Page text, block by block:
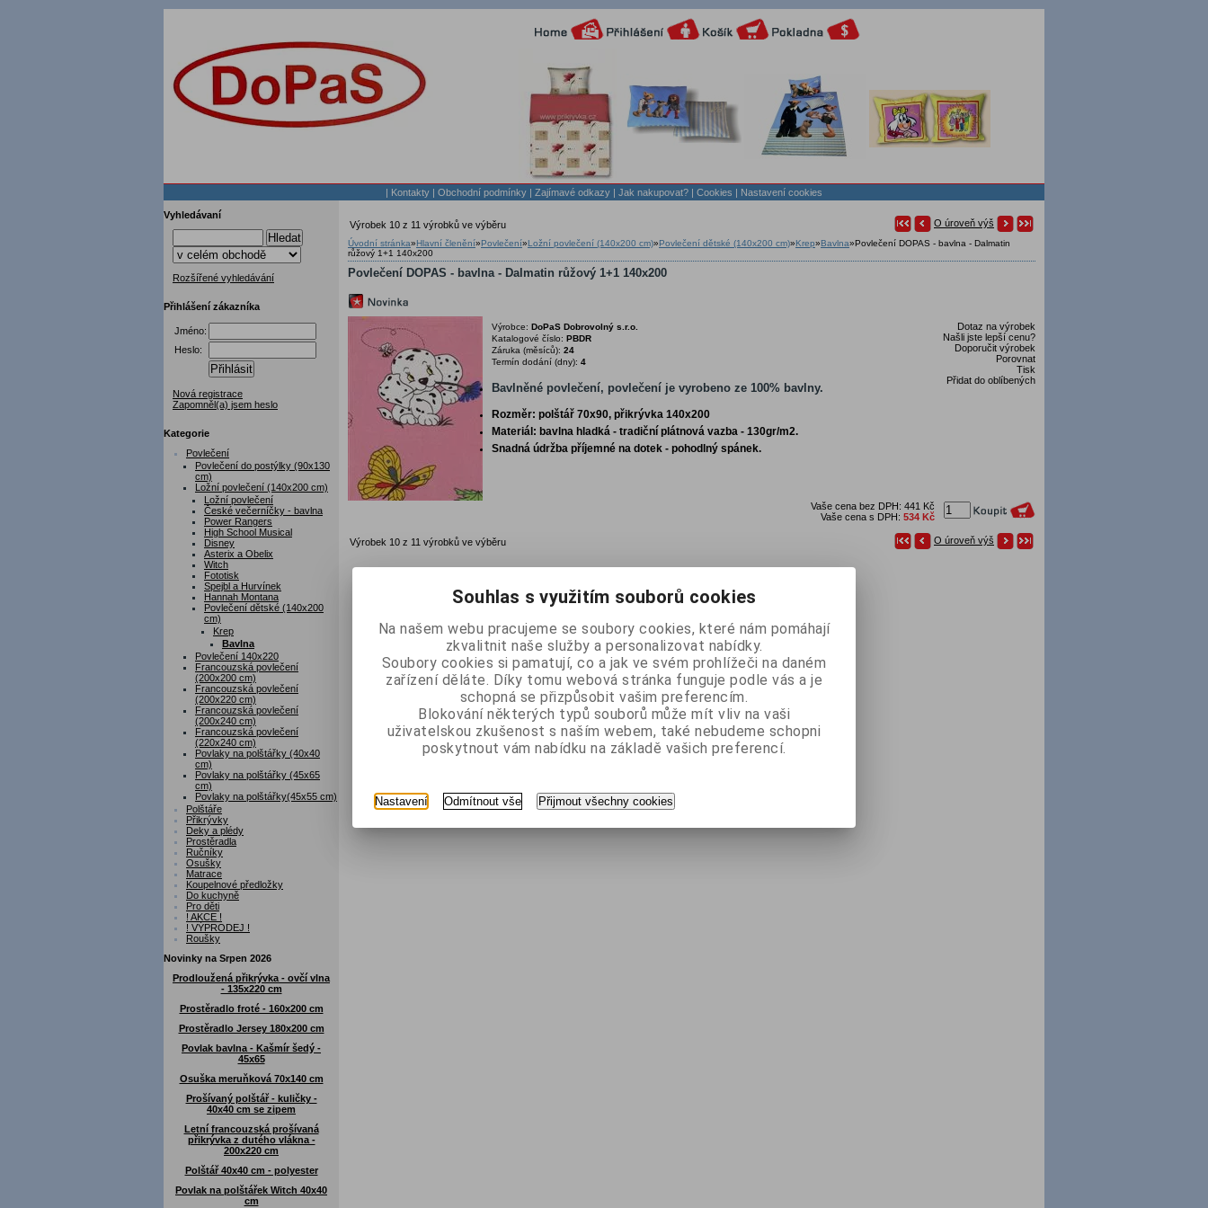
| Kontakty | Obchodní podmínky | Zajímavé odkazy | Jak nakupovat? | Cookies | Nastavení cookies
Vyhledávaní
Hledat
Rozšířené vyhledávání
Přihlášení zákazníka
Jméno:
Heslo:
Přihlásit
Nová registrace
Zapomněl(a) jsem heslo
Kategorie
Povlečení
Povlečení do postýlky (90x130
cm)
Ložní povlečení (140x200 cm)
Ložní povlečení
České večerníčky - bavlna
Power Rangers
High School Musical
Disney
Asterix a Obelix
Witch
Fototisk
Spejbl a Hurvínek
Hannah Montana
Povlečení dětské (140x200
cm)
Krep
Bavlna
Povlečení 140x220
Francouzská povlečení
(200x200 cm)
Francouzská povlečení
(200x220 cm)
Francouzská povlečení
(200x240 cm)
Francouzská povlečení
(220x240 cm)
Povlaky na polštářky (40x40
cm)
Povlaky na polštářky (45x65
cm)
Povlaky na polštářky(45x55 cm)
Polštáře
Přikrývky
Deky a plédy
Prostěradla
Ručníky
Osušky
Matrace
Koupelnové předložky
Do kuchyně
Pro děti
! AKCE !
! VÝPRODEJ !
Roušky
Novinky na Srpen 2026
Prodloužená přikrývka - ovčí vlna
- 135x220 cm
Prostěradlo froté - 160x200 cm
Prostěradlo Jersey 180x200 cm
Povlak bavlna - Kašmír šedý -
45x65
Osuška meruňková 70x140 cm
Prošívaný polštář - kuličky -
40x40 cm se zipem
Letní francouzská prošívaná
přikrývka z dutého vlákna -
200x220 cm
Polštář 40x40 cm - polyester
Povlak na polštářek Witch 40x40
cm
Výrobek 10 z 11 výrobků ve výběru O úroveň výš
Úvodní stránka»Hlavní členění»Povlečení»Ložní povlečení (140x200 cm)»Povlečení dětské (140x200 cm)»Krep»Bavlna»Povlečení DOPAS - bavlna - Dalmatin
růžový 1+1 140x200
Povlečení DOPAS - bavlna - Dalmatin růžový 1+1 140x200
Dotaz na výrobek
Našli jste lepší cenu?
Doporučit výrobek
Porovnat
Tisk
Přidat do oblíbených
Výrobce: DoPaS Dobrovolný s.r.o.
Katalogové číslo: PBDR
Záruka (měsíců): 24
Termín dodání (dny): 4
Bavlněné povlečení, povlečení je vyrobeno ze 100% bavlny.
Rozměr: polštář 70x90, přikrývka 140x200
Materiál: bavlna hladká - tradiční plátnová vazba - 130gr/m2.
Snadná údržba příjemné na dotek - pohodlný spánek.
Vaše cena bez DPH: 441 Kč
Vaše cena s DPH: 534 Kč
Výrobek 10 z 11 výrobků ve výběru O úroveň výš
Souhlas s využitím souborů cookies
Na našem webu pracujeme se soubory cookies, které nám pomáhají
zkvalitnit naše služby a personalizovat nabídky.
Soubory cookies si pamatují, co a jak ve svém prohlížeči na daném
zařízení děláte. Díky tomu webová stránka funguje podle vás a je
schopná se přizpůsobit vašim preferencím.
Blokování některých typů souborů může mít vliv na vaši
uživatelskou zkušenost s naším webem, také nebudeme schopni
poskytnout vám nabídku na základě vašich preferencí.
Nastavení Odmítnout vše Přijmout všechny cookies